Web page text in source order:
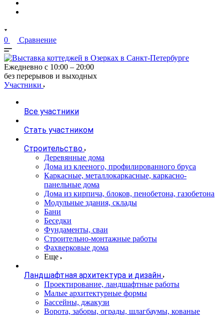
0 Сравнение
Ежедневно с 10:00 – 20:00
без перерывов и выходных
Участники
Все участники
Стать участником
Строительство
Деревянные дома
Дома из клееного, профилированного бруса
Каркасные, металлокаркасные, каркасно-
панельные дома
Дома из кирпича, блоков, пенобетона, газобетона
Модульные здания, склады
Бани
Беседки
Фундаменты, сваи
Строительно-монтажные работы
Фахверковые дома
Еще
Ландшафтная архитектура и дизайн
Проектирование, ландшафтные работы
Малые архитектурные формы
Бассейны, джакузи
Ворота, заборы, ограды, шлагбаумы, кованые